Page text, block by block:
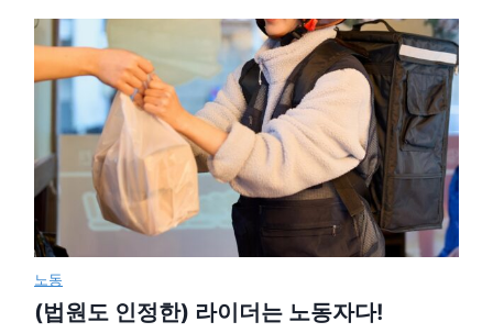
노동
(법원도 인정한) 라이더는 노동자다!